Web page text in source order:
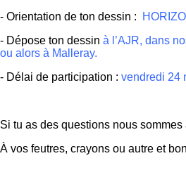
- Orientation de ton dessin :
- Dépose ton dessin à l’AJR, dans
ou alors à Malleray.
- Délai de participation : vendredi 24
Si tu as des questions nous sommes
À vos feutres, crayons ou autre et